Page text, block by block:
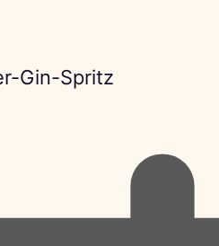
Gin-Spritz